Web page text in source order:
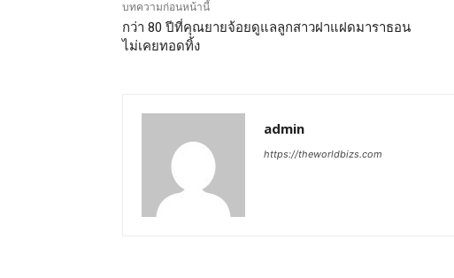
บทความก่อนหน้านี้
กว่า 80 ปีที่คุณยายจ้อยดูแลลูกสาวฝาแฝดมาราธอน
ไม่เคยทอดทิ้ง
admin
https://theworldbizs.com